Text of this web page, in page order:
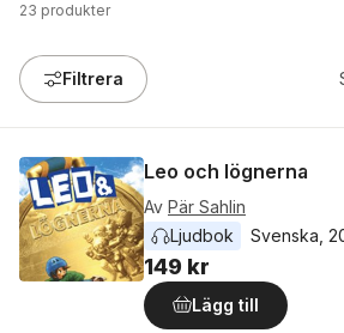
23 produkter
Filtrera
Leo och lögnerna
Av Pär Sahlin
Ljudbok
Svenska
149 kr
Lägg till